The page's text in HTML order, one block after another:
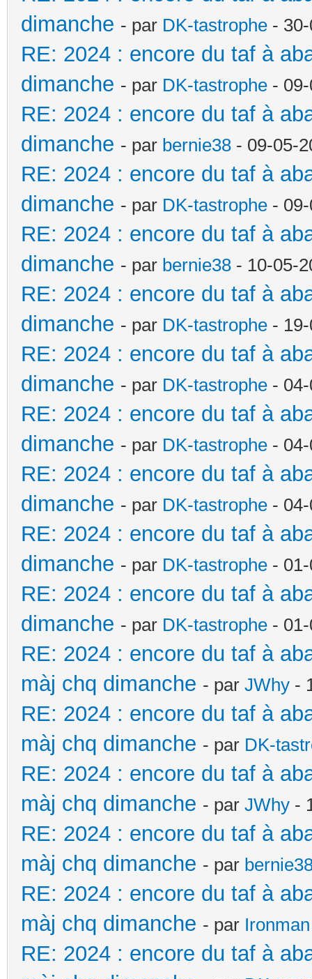
dimanche - par DK-tastrophe -
RE: 2024 : encore du taf à
dimanche - par DK-tastrophe -
RE: 2024 : encore du taf à
dimanche - par bernie38 - 09-05-
RE: 2024 : encore du taf à
dimanche - par DK-tastrophe -
RE: 2024 : encore du taf à
dimanche - par bernie38 - 10-05-
RE: 2024 : encore du taf à
dimanche - par DK-tastrophe -
RE: 2024 : encore du taf à
dimanche - par DK-tastrophe -
RE: 2024 : encore du taf à
dimanche - par DK-tastrophe -
RE: 2024 : encore du taf à
dimanche - par DK-tastrophe -
RE: 2024 : encore du taf à
dimanche - par DK-tastrophe -
RE: 2024 : encore du taf à
dimanche - par DK-tastrophe -
RE: 2024 : encore du taf à
màj chq dimanche - par JWhy -
RE: 2024 : encore du taf à
màj chq dimanche - par DK-
RE: 2024 : encore du taf à
màj chq dimanche - par JWhy -
RE: 2024 : encore du taf à
màj chq dimanche - par
RE: 2024 : encore du taf à
màj chq dimanche - par Ironman
RE: 2024 : encore du taf à